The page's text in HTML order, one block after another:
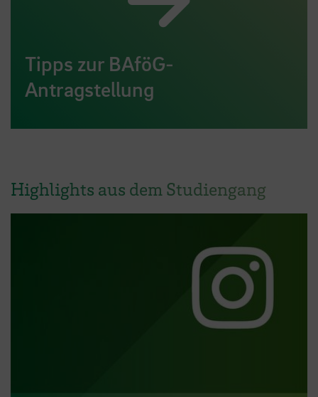
Tipps zur BAföG-
Antragstellung
Highlights aus dem Studiengang